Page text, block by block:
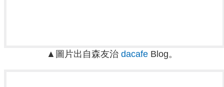
▲圖片出自森友治 dacafe Blog。